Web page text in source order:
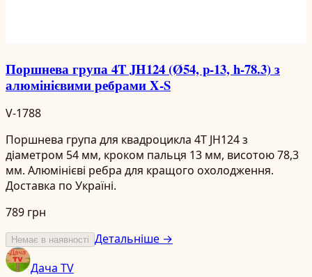
Поршнева група 4T JH124 (Ø54, p-13, h-78.3) з
алюмінієвими ребрами X‑S
V-1788
Поршнева група для квадроцикла 4T JH124 з
діаметром 54 мм, кроком пальця 13 мм, висотою 78,3
мм. Алюмінієві ребра для кращого охолодження.
Доставка по Україні.
789 грн
Немає в наявності Детальніше →
Дача TV